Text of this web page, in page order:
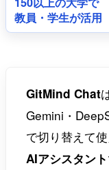
教員・学生が活用
GitMind Chat
Gemini・
で切り替えて使
AIアシスタント